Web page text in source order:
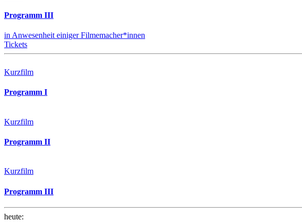
Programm III
in Anwesenheit einiger Filmemacher*innen
Tickets
Kurzfilm
Programm I
Kurzfilm
Programm II
Kurzfilm
Programm III
heute: